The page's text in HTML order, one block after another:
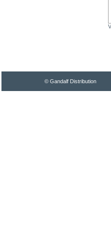
© Gandalf Distribution